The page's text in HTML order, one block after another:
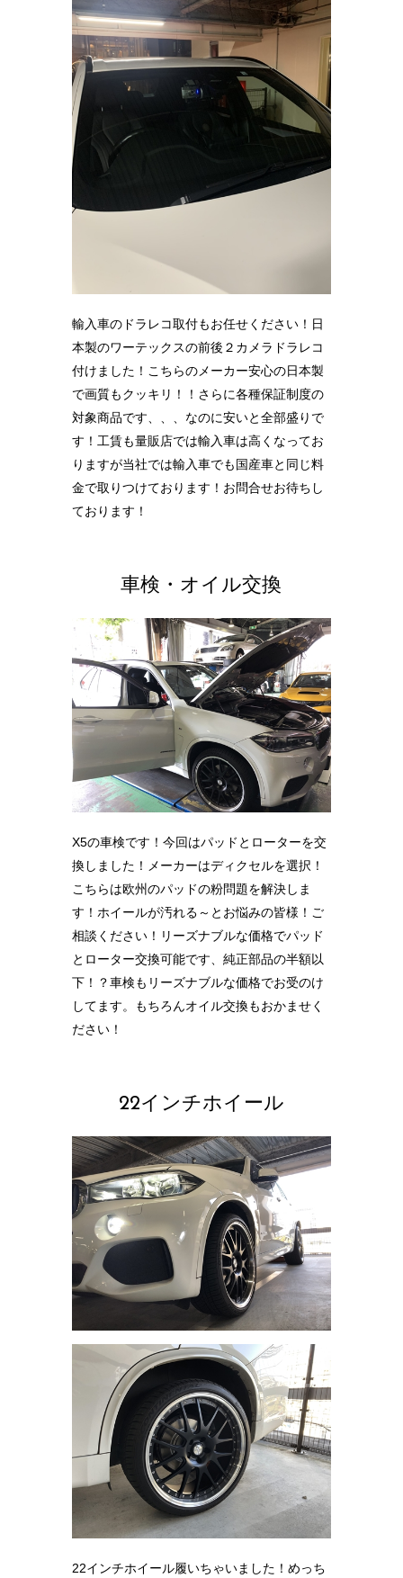
輸入車のドラレコ取付もお任せください！日
本製のワーテックスの前後２カメラドラレコ
付けました！こちらのメーカー安心の日本製
で画質もクッキリ！！さらに各種保証制度の
対象商品です、、、なのに安いと全部盛りで
す！工賃も量販店では輸入車は高くなってお
りますが当社では輸入車でも国産車と同じ料
金で取りつけております！お問合せお待ちし
ております！
車検・オイル交換
X5の車検です！今回はパッドとローターを交
換しました！メーカーはディクセルを選択！
こちらは欧州のパッドの粉問題を解決しま
す！ホイールが汚れる～とお悩みの皆様！ご
相談ください！リーズナブルな価格でパッド
とローター交換可能です、純正部品の半額以
下！？車検もリーズナブルな価格でお受のけ
してます。もちろんオイル交換もおかませく
ださい！
22インチホイール
22インチホイール履いちゃいました！めっち